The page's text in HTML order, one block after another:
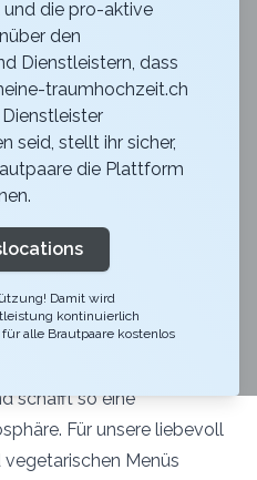
St.
Link teilen
des Klosters St.
mit einer herrlichen
Liechtenstein
schafft so eine
Für unsere liebevoll
Menüs
die pro-aktive
den
Dienstleistern, dass
traumhochzeit.ch
seid, stellt ihr sicher,
die Plattform
Damit wird
kontinuierlich
alle Brautpaare kostenlos